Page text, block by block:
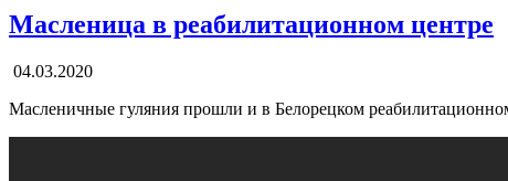
Масленица в реабилитационном центре
04.03.2020
Масленичные гуляния прошли и в Белорецком